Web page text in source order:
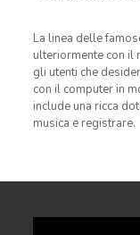
La linea delle
ulteriormente con il
gli utenti che
con il computer in
include una ricca
musica e registrare.